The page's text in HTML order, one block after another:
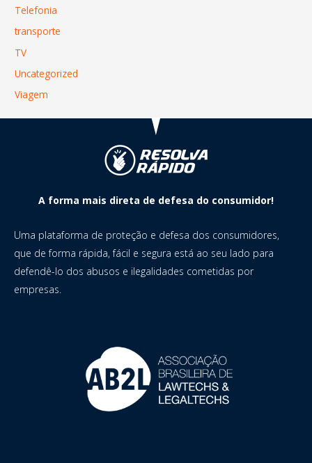
Telefonia
transporte
TV
Uncategorized
Viagem
A forma mais direta de defesa do consumidor!
Uma plataforma de proteção e defesa dos consumidores,
que de forma rápida, fácil e segura está ao seu lado para
defendê-lo dos abusos e ilegalidades cometidas por
empresas.